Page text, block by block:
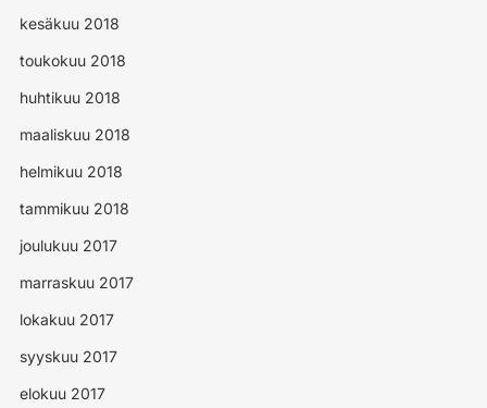
kesäkuu 2018
toukokuu 2018
huhtikuu 2018
maaliskuu 2018
helmikuu 2018
tammikuu 2018
joulukuu 2017
marraskuu 2017
lokakuu 2017
syyskuu 2017
elokuu 2017